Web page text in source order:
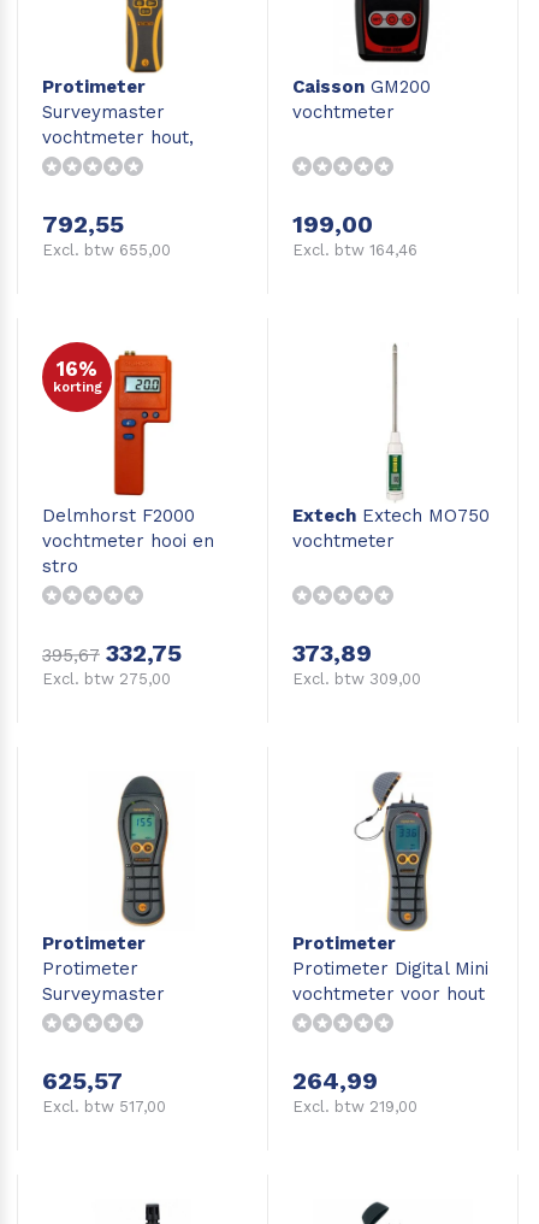
Protimeter
Surveymaster
vochtmeter hout,
beton, vloeren en
792,55
Excl. btw 655,00
Caisson GM200
vochtmeter
199,00
Excl. btw 164,46
16%
korting
Delmhorst F2000
vochtmeter hooi en
stro
395,67 332,75
Excl. btw 275,00
Extech Extech MO750
vochtmeter
373,89
Excl. btw 309,00
Protimeter
Protimeter
Surveymaster
vochtmeter hout,
wanden
625,57
Excl. btw 517,00
Protimeter
Protimeter Digital Mini
vochtmeter voor hout
264,99
Excl. btw 219,00